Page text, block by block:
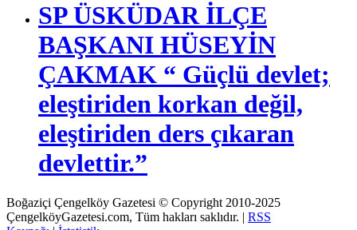
SP ÜSKÜDAR İLÇE
BAŞKANI HÜSEYİN
ÇAKMAK “ Güçlü devlet;
eleştiriden korkan değil,
eleştiriden ders çıkaran
devlettir.”
Boğaziçi Çengelköy Gazetesi © Copyright 2010-2025
ÇengelköyGazetesi.com, Tüm hakları saklıdır. | RSS